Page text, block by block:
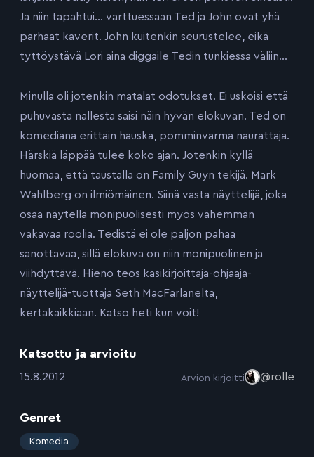
Ja niin tapahtui… varttuessaan Ted ja John ovat yhä
parhaat kaverit. John kuitenkin seurustelee, eikä
tyttöystävä Lori aina diggaile Tedin tunkiessa väliin…
Minulla oli jotenkin matalat odotukset. Ei uskoisi että
puhuvasta nallesta saisi näin hyvän elokuvan. Ted on
komediana erittäin hauska, pomminvarma naurattaja.
Härskiä läppää tulee koko ajan. Jotenkin kyllä
huomaa, että taustalla on Family Guyn tekijä. Mark
Wahlberg on ilmiömäinen. Siinä vasta näyttelijä, joka
osaa näytellä monipuolisesti myös vähemmän
vakavaa roolia. Tedistä ei ole paljon pahaa
sanottavaa, sillä elokuva on niin monipuolinen ja
viihdyttävä. Hieno teos käsikirjoittaja-ohjaaja-
näyttelijä-tuottaja Seth MacFarlanelta,
kertakaikkiaan. Katso heti kun voit!
Katsottu ja arvioitu
:15.8.2012 Arvion kirjoitti @rolle
Genret
: Komedia